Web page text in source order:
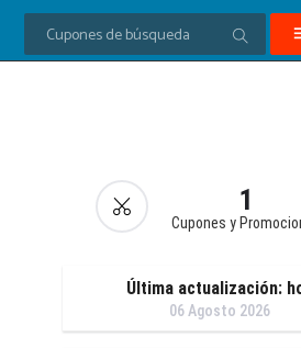
1
Cupones y
Última actualización:
06 Agosto 2026